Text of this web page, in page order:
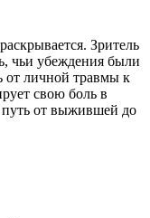
Зритель
чьи убеждения были
от личной травмы к
свою боль в
путь от выжившей до